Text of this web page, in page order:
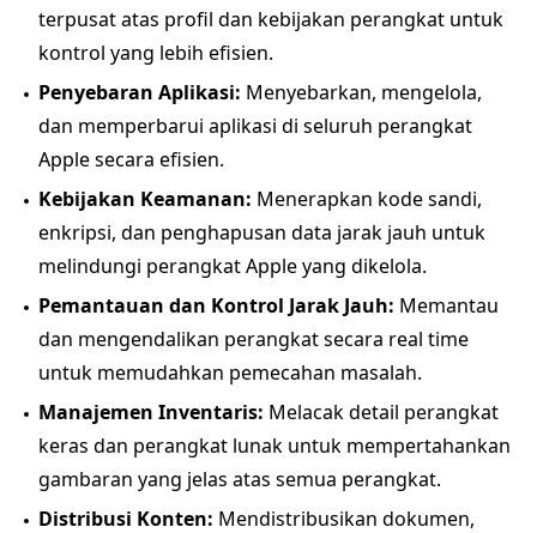
terpusat atas profil dan kebijakan perangkat untuk
kontrol yang lebih efisien.
Penyebaran Aplikasi: Menyebarkan, mengelola,
dan memperbarui aplikasi di seluruh perangkat
Apple secara efisien.
Kebijakan Keamanan: Menerapkan kode sandi,
enkripsi, dan penghapusan data jarak jauh untuk
melindungi perangkat Apple yang dikelola.
Pemantauan dan Kontrol Jarak Jauh: Memantau
dan mengendalikan perangkat secara real time
untuk memudahkan pemecahan masalah.
Manajemen Inventaris: Melacak detail perangkat
keras dan perangkat lunak untuk mempertahankan
gambaran yang jelas atas semua perangkat.
Distribusi Konten: Mendistribusikan dokumen,